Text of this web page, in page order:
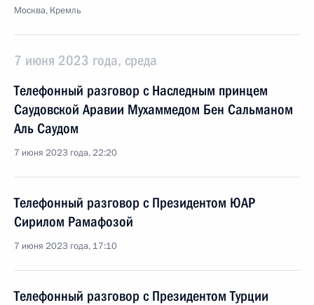
Москва, Кремль
7 июня 2023 года, среда
Телефонный разговор с Наследным принцем
Саудовской Аравии Мухаммедом Бен Сальманом
Аль Саудом
7 июня 2023 года, 22:20
Телефонный разговор с Президентом ЮАР
Сирилом Рамафозой
7 июня 2023 года, 17:10
Телефонный разговор с Президентом Турции